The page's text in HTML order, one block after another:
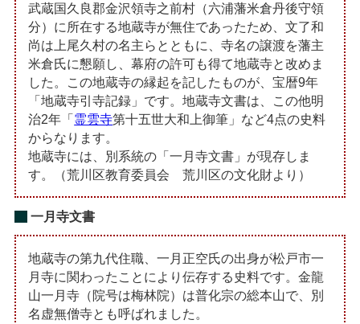
武蔵国久良郡金沢領寺之前村（六浦藩米倉丹後守領
分）に所在する地蔵寺が無住であったため、文了和
尚は上尾久村の名主らとともに、寺名の譲渡を藩主
米倉氏に懇願し、幕府の許可も得て地蔵寺と改めま
した。この地蔵寺の縁起を記したものが、宝暦9年
「地蔵寺引寺記録」です。地蔵寺文書は、この他明
治2年「 霊雲寺第十五世大和上御筆」など4点の史料
からなります。
地蔵寺には、別系統の「一月寺文書」が現存しま
す。（荒川区教育委員会 荒川区の文化財より）
一月寺文書
地蔵寺の第九代住職、一月正空氏の出身が松戸市一
月寺に関わったことにより伝存する史料です。金龍
山一月寺（院号は梅林院）は普化宗の総本山で、別
名虚無僧寺とも呼ばれました。